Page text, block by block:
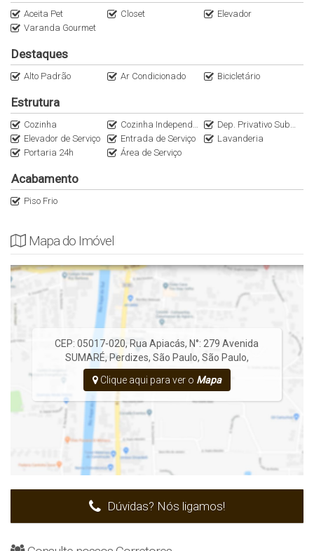
Aceita Pet Closet
Elevador
Varanda Gourmet
Destaques
Alto Padrão Ar Condicionado Bicicletário
Estrutura
Cozinha Cozinha Independente
Dep. Privativo Subsolo
Elevador de Serviço
Entrada de Serviço
Lavanderia
Portaria 24h
Área de Serviço
Acabamento
Piso Frio
Mapa do Imóvel
CEP: 05017-020, Rua Apiacás, N°: 279 Avenida
SUMARÉ, Perdizes, São Paulo, São Paulo,
Clique aqui para ver o Mapa
Dúvidas? Nós ligamos!